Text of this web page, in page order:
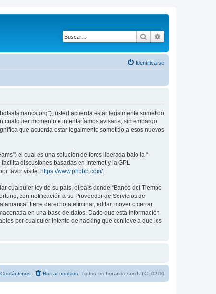
Buscar
Identificarse
usted acuerda estar legalmente sometido
cualquier momento e intentaríamos avisarle, sin embargo
que acuerda estar legalmente sometido a esos nuevos
el cual es una solución de foros liberada bajo la “
facilita discusiones basadas en Internet y la GPL
favor visite: https://www.phpbb.com/.
cualquier ley de su país, el país donde “Banco del Tiempo
con notificación a su Proveedor de Servicios de
tiene derecho a eliminar, editar, mover o cerrar
en una base de datos. Dado que esta información
por cualquier intento de hacking que conlleve a que los
Todos los horarios son UTC+02:00
Borrar cookies
Contáctenos